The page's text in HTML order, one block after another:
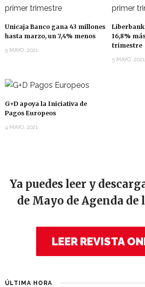
Unicaja Banco gana 43 millones
hasta marzo, un 7,4% menos
5 MAYO, 2021
Liberbank
16,8%
trimestre
5 MAYO, 2021
G+D apoya la Iniciativa de
Pagos Europeos
4 MAYO, 2021
Ya puedes leer y
de Mayo de Agenda de
LEER REVISTA
ÚLTIMA HORA